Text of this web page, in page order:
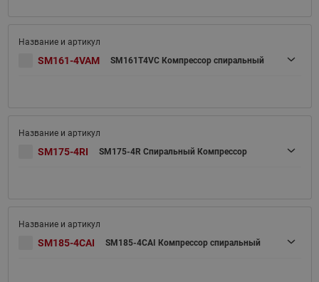
SM161-4VAM SM161T4VC Компрессор спиральный
SM175-4RI SM175-4R Спиральный Компрессор
SM185-4CAI SM185-4CAI Компрессор спиральный